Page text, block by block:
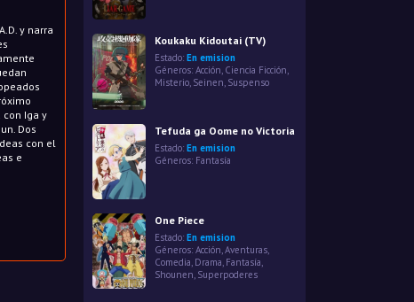
y narra
con Iga y
Dos
con el
e
Koukaku Kidoutai (TV)
Estado: En emision
Géneros: Acción, Ciencia Ficción
Misterio, Seinen, Suspenso
Tefuda ga Oome no Victoria
Estado: En emision
Géneros: Fantasía
One Piece
Estado: En emision
Géneros: Acción,Aventuras
Comedia, Drama, Fantasía
Shounen, Superpoderes